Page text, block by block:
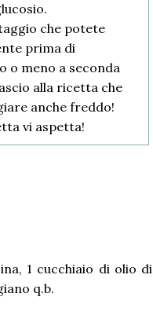
che potete
prima di
o meno a seconda
alla ricetta che
anche freddo!
vi aspetta!
1 cucchiaio di olio di
q.b.